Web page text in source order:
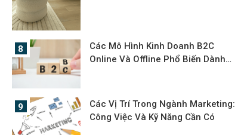
Các Mô Hình Kinh Doanh B2C
Online Và Offline Phổ Biến Dành
Các Vị Trí Trong Ngành Marketing:
Công Việc Và Kỹ Năng Cần Có